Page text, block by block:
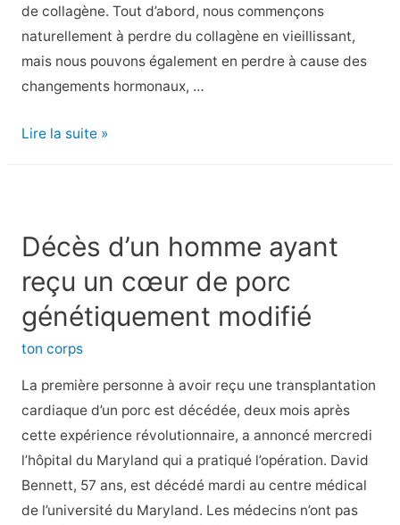
de collagène. Tout d’abord, nous commençons
naturellement à perdre du collagène en vieillissant,
mais nous pouvons également en perdre à cause des
changements hormonaux, …
Avantages
pour
la
peau,
le
sommeil
et
la
réparation
des
muscles
Lire la suite »
Décès d’un homme ayant
reçu un cœur de porc
génétiquement modifié
ton corps
La première personne à avoir reçu une transplantation
cardiaque d’un porc est décédée, deux mois après
cette expérience révolutionnaire, a annoncé mercredi
l’hôpital du Maryland qui a pratiqué l’opération. David
Bennett, 57 ans, est décédé mardi au centre médical
de l’université du Maryland. Les médecins n’ont pas